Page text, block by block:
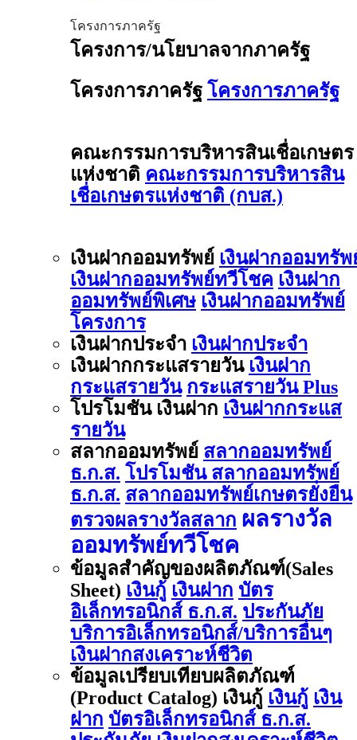
โครงการภาครัฐ
โครงการ/นโยบาลจากภาครัฐ
โครงการภาครัฐ โครงการภาครัฐ
คณะกรรมการบริหารสินเชื่อเกษตร
แห่งชาติ คณะกรรมการบริหารสิน
เชื่อเกษตรแห่งชาติ (กบส.)
เงินฝากออมทรัพย์ เงินฝากออมทรัพ
เงินฝากออมทรัพย์ทวีโชค เงินฝาก
ออมทรัพย์พิเศษ เงินฝากออมทรัพย์
โครงการ
เงินฝากประจำ เงินฝากประจำ
เงินฝากกระแสรายวัน เงินฝาก
กระแสรายวัน กระแสรายวัน Plus
โปรโมชัน เงินฝาก เงินฝากกระแส
รายวัน
สลากออมทรัพย์ สลากออมทรัพย์
ธ.ก.ส. โปรโมชัน สลากออมทรัพย์
ธ.ก.ส. สลากออมทรัพย์เกษตรยั่งยืน
ตรวจผลรางวัลสลาก ผลรางวัล
ออมทรัพย์ทวีโชค
ข้อมูลสำคัญของผลิตภัณฑ์(Sales
Sheet) เงินกู้ เงินฝาก บัตร
อิเล็กทรอนิกส์ ธ.ก.ส. ประกันภัย
บริการอิเล็กทรอนิกส์/บริการอื่นๆ
เงินฝากสงเคราะห์ชีวิต
ข้อมูลเปรียบเทียบผลิตภัณฑ์
(Product Catalog) เงินกู้ เงินกู้ เงิน
ฝาก บัตรอิเล็กทรอนิกส์ ธ.ก.ส.